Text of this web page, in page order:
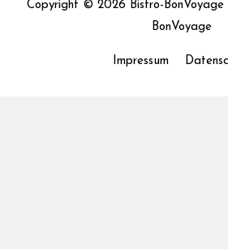
Copyright © 2026 Bistro-BonVoyage
BonVoyage
Impressum